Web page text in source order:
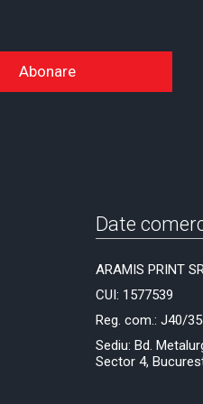
Abonare
Date
ARAMIS PRINT
CUI: 1577539
Reg. com.: J40/
Sediu: Bd.
Sector 4,